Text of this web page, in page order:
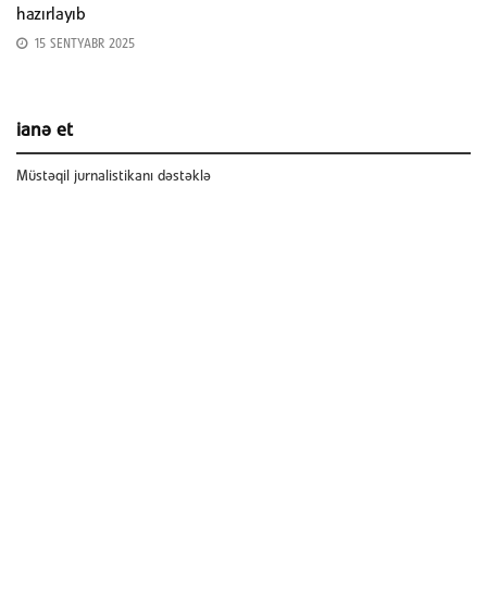
hazırlayıb
15 SENTYABR 2025
ianə et
Müstəqil jurnalistikanı dəstəklə